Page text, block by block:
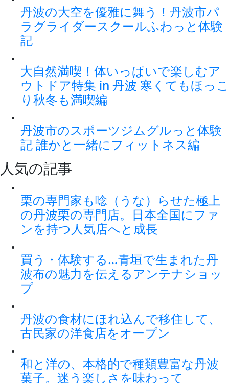
丹波の大空を優雅に舞う！丹波市パ
ラグライダースクールふわっと体験
記
大自然満喫！体いっぱいで楽しむア
ウトドア特集 in 丹波 寒くてもほっこ
り秋冬も満喫編
丹波市のスポーツジムグルっと体験
記 誰かと一緒にフィットネス編
人気の記事
栗の専門家も唸（うな）らせた極上
の丹波栗の専門店。日本全国にファ
ンを持つ人気店へと成長
買う・体験する…青垣で生まれた丹
波布の魅力を伝えるアンテナショッ
プ
丹波の食材にほれ込んで移住して、
古民家の洋食店をオープン
和と洋の、本格的で種類豊富な丹波
菓子。迷う楽しさを味わって